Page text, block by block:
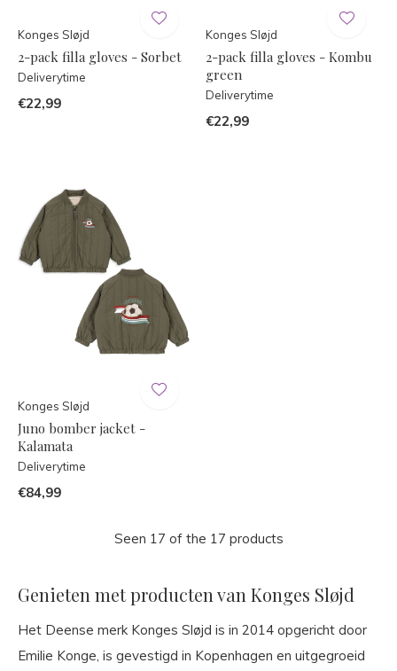
Konges Sløjd
2-pack filla gloves - Sorbet
Deliverytime
€22,99
Konges Sløjd
2-pack filla gloves - Kombu
green
Deliverytime
€22,99
Konges Sløjd
Juno bomber jacket -
Kalamata
Deliverytime
€84,99
Seen 17 of the 17 products
Genieten met producten van Konges Sløjd
Het Deense merk Konges Sløjd is in 2014 opgericht door
Emilie Konge, is gevestigd in Kopenhagen en uitgegroeid